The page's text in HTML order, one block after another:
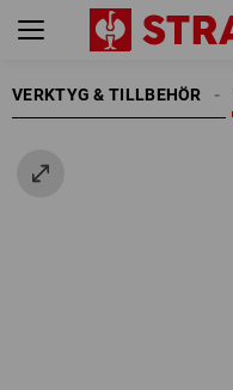
VERKTYG & TILLBEHÖR